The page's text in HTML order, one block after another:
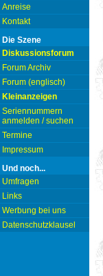
Anreise
Kontakt
Die Szene
Diskussionsforum
Forum Archiv
Forum (englisch)
Kleinanzeigen
Seriennummern
anmelden / suchen
Termine
Impressum
Und noch...
Umfragen
Links
Werbung bei uns
Datenschutzklausel